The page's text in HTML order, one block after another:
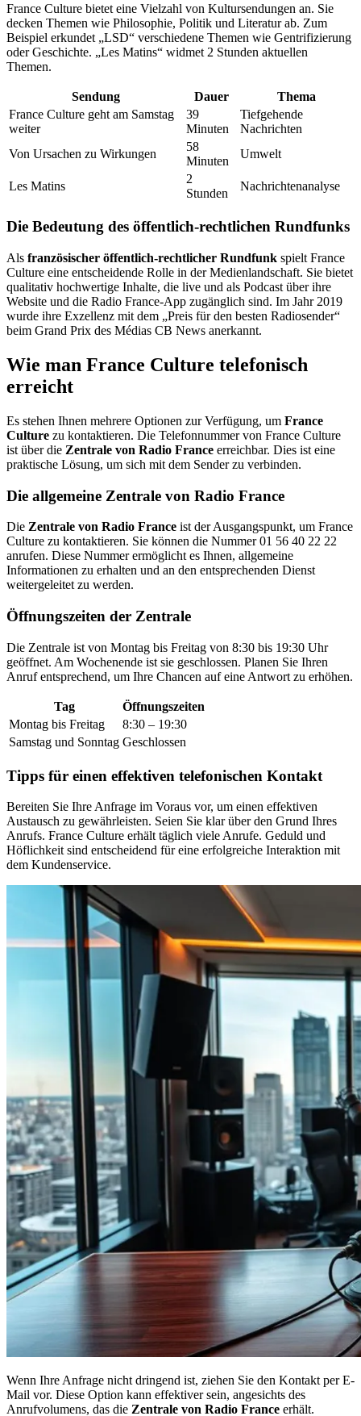
France Culture bietet eine Vielzahl von Kultursendungen an. Sie
decken Themen wie Philosophie, Politik und Literatur ab. Zum
Beispiel erkundet „LSD“ verschiedene Themen wie Gentrifizierung
oder Geschichte. „Les Matins“ widmet 2 Stunden aktuellen
Themen.
Sendung Dauer
Thema
France Culture geht am Samstag
weiter
39
Minuten
Tiefgehende
Nachrichten
Von Ursachen zu Wirkungen
58
Minuten
Umwelt
Les Matins
2
Stunden
Nachrichtenanalyse
Die Bedeutung des öffentlich-rechtlichen Rundfunks
Als französischer öffentlich-rechtlicher Rundfunk spielt France
Culture eine entscheidende Rolle in der Medienlandschaft. Sie bietet
qualitativ hochwertige Inhalte, die live und als Podcast über ihre
Website und die Radio France-App zugänglich sind. Im Jahr 2019
wurde ihre Exzellenz mit dem „Preis für den besten Radiosender“
beim Grand Prix des Médias CB News anerkannt.
Wie man France Culture telefonisch
erreicht
Es stehen Ihnen mehrere Optionen zur Verfügung, um France
Culture zu kontaktieren. Die Telefonnummer von France Culture
ist über die Zentrale von Radio France erreichbar. Dies ist eine
praktische Lösung, um sich mit dem Sender zu verbinden.
Die allgemeine Zentrale von Radio France
Die Zentrale von Radio France ist der Ausgangspunkt, um France
Culture zu kontaktieren. Sie können die Nummer 01 56 40 22 22
anrufen. Diese Nummer ermöglicht es Ihnen, allgemeine
Informationen zu erhalten und an den entsprechenden Dienst
weitergeleitet zu werden.
Öffnungszeiten der Zentrale
Die Zentrale ist von Montag bis Freitag von 8:30 bis 19:30 Uhr
geöffnet. Am Wochenende ist sie geschlossen. Planen Sie Ihren
Anruf entsprechend, um Ihre Chancen auf eine Antwort zu erhöhen.
Tag
Öffnungszeiten
Montag bis Freitag
8:30 – 19:30
Samstag und Sonntag Geschlossen
Tipps für einen effektiven telefonischen Kontakt
Bereiten Sie Ihre Anfrage im Voraus vor, um einen effektiven
Austausch zu gewährleisten. Seien Sie klar über den Grund Ihres
Anrufs. France Culture erhält täglich viele Anrufe. Geduld und
Höflichkeit sind entscheidend für eine erfolgreiche Interaktion mit
dem Kundenservice.
Wenn Ihre Anfrage nicht dringend ist, ziehen Sie den Kontakt per E-
Mail vor. Diese Option kann effektiver sein, angesichts des
Anrufvolumens, das die Zentrale von Radio France erhält.